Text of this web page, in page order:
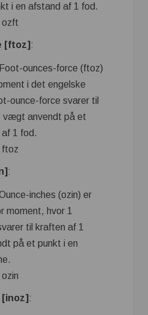
i en afstand af 1 fod.
ozft
[ftoz] :
Foot-ounces-force (ftoz)
i det engelske
ounce-force svarer til
vægt anvendt på et
1 fod.
ftoz
:
inches (ozin) er
moment, hvor 1
til kraften af ​​1
på et punkt i en
ozin
: